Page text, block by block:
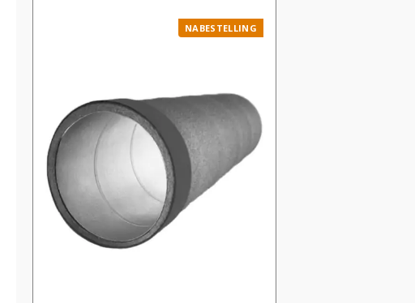
NABESTELLING